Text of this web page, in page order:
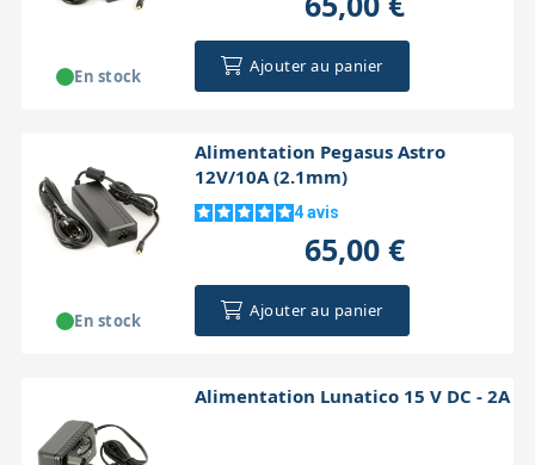
Ajouter au panier
En stock
Alimentation Pegasus Astro
12V/10A (2.1mm)
4avis
65,00 €
Ajouter au panier
En stock
Alimentation Lunatico 15 V DC - 2A